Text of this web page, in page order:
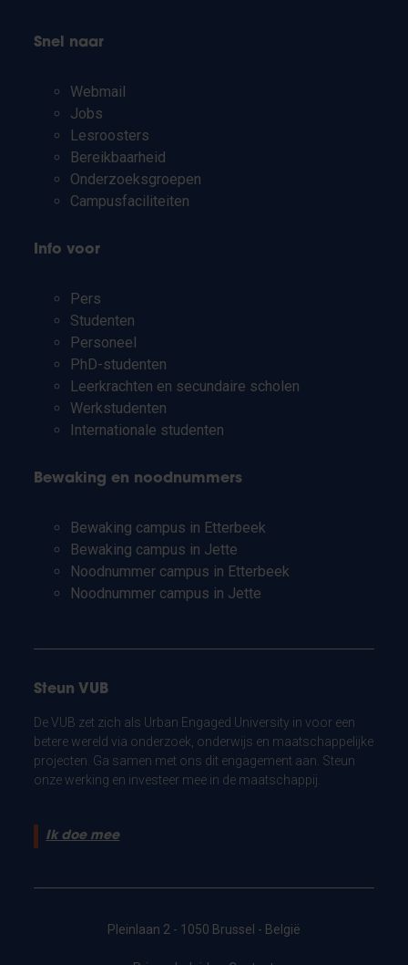
Snel naar
Webmail
Jobs
Lesroosters
Bereikbaarheid
Onderzoeksgroepen
Campusfaciliteiten
Info voor
Pers
Studenten
Personeel
PhD-studenten
Leerkrachten en secundaire scholen
Werkstudenten
Internationale studenten
Bewaking en noodnummers
Bewaking campus in Etterbeek
Bewaking campus in Jette
Noodnummer campus in Etterbeek
Noodnummer campus in Jette
Steun VUB
De VUB zet zich als Urban Engaged University in voor een
betere wereld via onderzoek, onderwijs en maatschappelijke
projecten. Ga samen met ons dit engagement aan. Steun
onze werking en investeer mee in de maatschappij.
Ik doe mee
Pleinlaan 2 - 1050 Brussel - België